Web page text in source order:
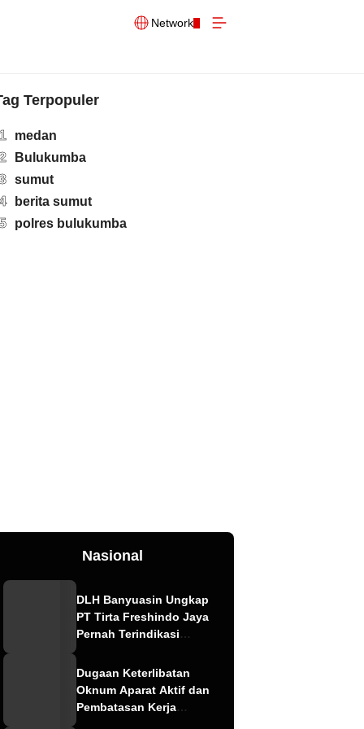
Network
Terpopuler
medan
Bulukumba
sumut
berita sumut
polres bulukumba
Nasional
DLH Banyuasin Ungkap
PT Tirta Freshindo Jaya
Pernah Terindikasi
Dugaan Limbah Kembali
Diselidiki
Dugaan Keterlibatan
Oknum Aparat Aktif dan
Pembatasan Kerja